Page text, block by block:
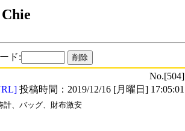
ド:
No.[504]
投稿時間：2019/12/16 [月曜日] 17:05:01
計、バッグ、財布激安